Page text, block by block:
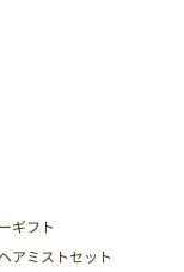
ギフト
アミストセット